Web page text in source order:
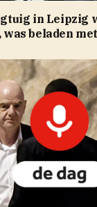
in Leipzig
beladen